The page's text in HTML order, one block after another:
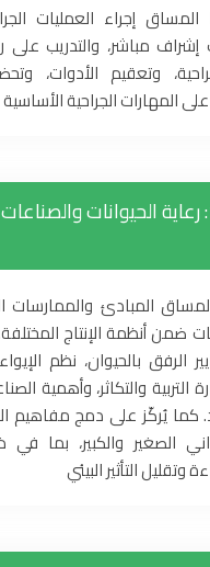
إجراء العمليات
إشراف مباشر، والتدريب
وتعقيم الأدوات،
على المهارات الجراحية
16060201: رعاية الحيوانات
المبادئ والممارسات
ضمن أنظمة الإنتاج
الرفق بالحيوان، نظم
التربية والتكاثر، وأهمية
كما يُركّز على دمج مفاهيم
الصغير والكبير، بما
وتقليل التأثير البيئي